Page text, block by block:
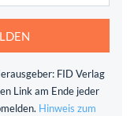
FID Verlag
Link am Ende jeder
Hinweis zum